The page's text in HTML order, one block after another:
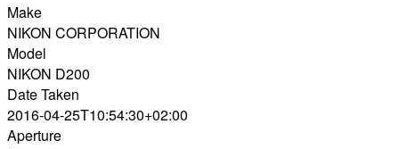
Make
NIKON CORPORATION
Model
NIKON D200
Date Taken
2016-04-25T10:54:30+02:00
Aperture